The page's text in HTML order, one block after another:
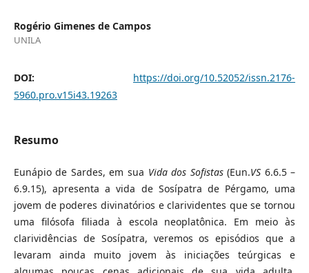
Rogério Gimenes de Campos
UNILA
DOI: https://doi.org/10.52052/issn.2176-
5960.pro.v15i43.19263
Resumo
Eunápio de Sardes, em sua Vida dos Sofistas(Eun.VS 6.6.5 –
6.9.15), apresenta a vida de Sosípatra de Pérgamo, uma
jovem de poderes divinatórios e clarividentes que se tornou
uma filósofa filiada à escola neoplatônica. Em meio às
clarividências de Sosípatra, veremos os episódios que a
levaram ainda muito jovem às iniciações teúrgicas e